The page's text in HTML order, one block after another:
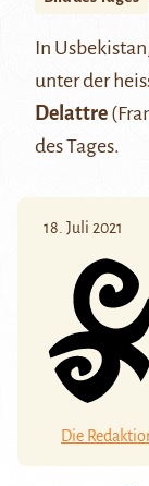
In
unter der
Delattre
des Tages.
18. Juli 2021
Die